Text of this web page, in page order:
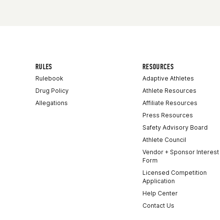
RULES
Rulebook
Drug Policy
Allegations
RESOURCES
Adaptive Athletes
Athlete Resources
Affiliate Resources
Press Resources
Safety Advisory Board
Athlete Council
Vendor + Sponsor Interest
Form
Licensed Competition
Application
Help Center
Contact Us